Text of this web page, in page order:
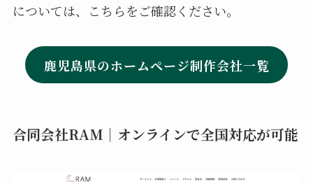
については、こちらをご確認ください。
鹿児島県のホームページ制作会社一覧
合同会社RAM｜オンラインで全国対応が可能